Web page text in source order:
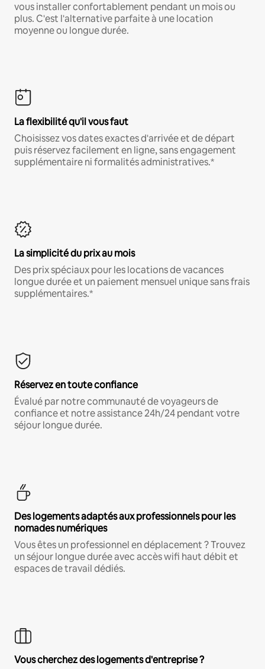
vous installer confortablement pendant un mois ou
plus. C'est l'alternative parfaite à une location
moyenne ou longue durée.
La flexibilité qu'il vous faut
Choisissez vos dates exactes d'arrivée et de départ
puis réservez facilement en ligne, sans engagement
supplémentaire ni formalités administratives.*
La simplicité du prix au mois
Des prix spéciaux pour les locations de vacances
longue durée et un paiement mensuel unique sans frais
supplémentaires.*
Réservez en toute confiance
Évalué par notre communauté de voyageurs de
confiance et notre assistance 24h/24 pendant votre
séjour longue durée.
Des logements adaptés aux professionnels pour les
nomades numériques
Vous êtes un professionnel en déplacement ? Trouvez
un séjour longue durée avec accès wifi haut débit et
espaces de travail dédiés.
Vous cherchez des logements d'entreprise ?